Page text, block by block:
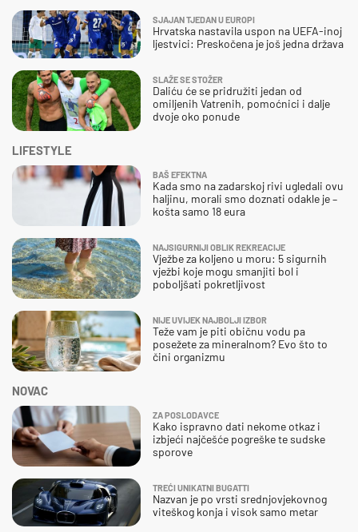
SJAJAN TJEDAN U EUROPI
Hrvatska nastavila uspon na UEFA-inoj
ljestvici: Preskočena je još jedna država
SLAŽE SE STOŽER
Daliću će se pridružiti jedan od
omiljenih Vatrenih, pomoćnici i dalje
dvoje oko ponude
NOVAC
ZA POSLODAVCE
Kako ispravno dati nekome otkaz i
izbjeći najčešće pogreške te sudske
sporove
TREĆI UNIKATNI BUGATTI
Nazvan je po vrsti srednjovjekovnog
viteškog konja i visok samo metar
LIFESTYLE
BAŠ EFEKTNA
Kada smo na zadarskoj rivi ugledali ovu
haljinu, morali smo doznati odakle je –
košta samo 18 eura
NAJSIGURNIJI OBLIK REKREACIJE
Vježbe za koljeno u moru: 5 sigurnih
vježbi koje mogu smanjiti bol i
poboljšati pokretljivost
NIJE UVIJEK NAJBOLJI IZBOR
Teže vam je piti običnu vodu pa
posežete za mineralnom? Evo što to
čini organizmu